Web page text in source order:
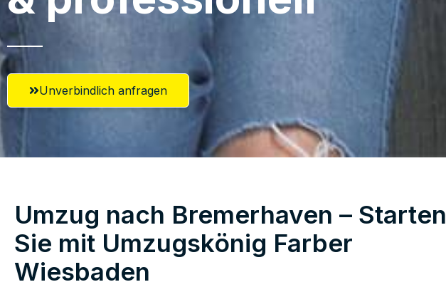
Unverbindlich anfragen
Umzug nach Bremerhaven – Starten
Sie mit Umzugskönig Farber
Wiesbaden